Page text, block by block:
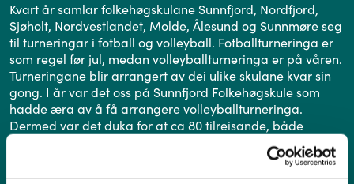
Kvart år samlar folkehøgskulane Sunnfjord, Nordfjord,
Sjøholt, Nordvestlandet, Molde, Ålesund og Sunnmøre seg
til turneringar i fotball og volleyball. Fotballturneringa er
som regel før jul, medan volleyballturneringa er på våren.
Turneringane blir arrangert av dei ulike skulane kvar sin
gong. I år var det oss på Sunnfjord Folkehøgskule som
hadde æra av å få arrangere volleyballturneringa.
Dermed var det duka for at ca 80 tilreisande, både
spelarar og lagleiarar blei kvartert inn på skulen for mat,
elevkveld, sosialt og ikkje minst volleyball! Vi er heldige
som har Førdehuset eit steinkast unda, der det er svært